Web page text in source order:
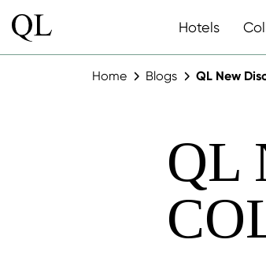
Hotels
Home Blogs QL New
QL